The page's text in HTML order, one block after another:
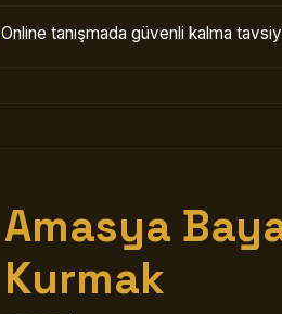
Online tanışmada güvenli kalma
Amasya
Kurmak